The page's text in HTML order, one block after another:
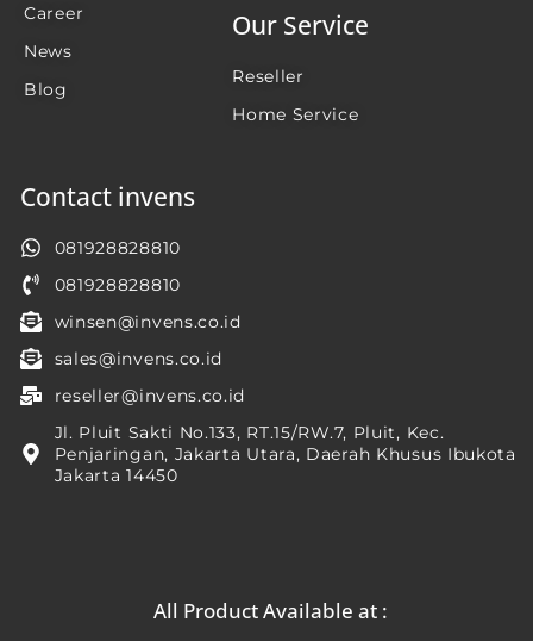
Career
News
Blog
Our Service
Reseller
Home Service
Contact invens
081928828810
081928828810
winsen@invens.co.id
sales@invens.co.id
reseller@invens.co.id
Jl. Pluit Sakti No.133, RT.15/RW.7, Pluit, Kec.
Penjaringan, Jakarta Utara, Daerah Khusus Ibukota
Jakarta 14450
All Product Available at :